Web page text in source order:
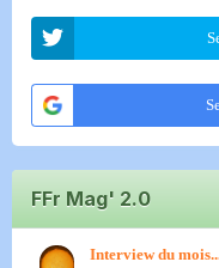
FFr Mag' 2.0
Interview du